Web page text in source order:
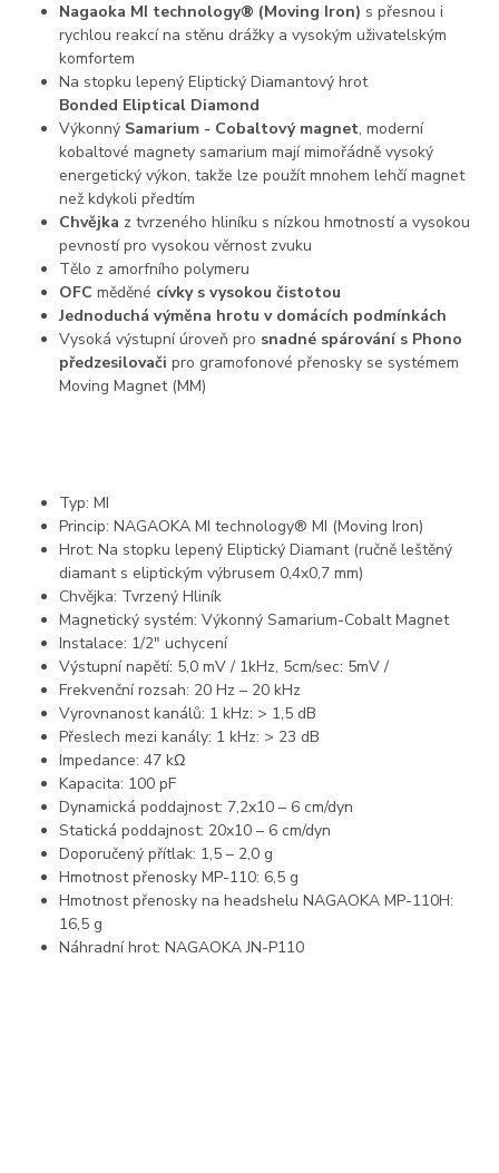
Nagaoka MI technology® (Moving Iron) s přesnou i
rychlou reakcí na stěnu drážky a vysokým uživatelským
komfortem
Na stopku lepený Eliptický Diamantový hrot
Bonded Eliptical Diamond
Výkonný Samarium - Cobaltový magnet, moderní
kobaltové magnety samarium mají mimořádně vysoký
energetický výkon, takže lze použít mnohem lehčí magnet
než kdykoli předtím
Chvějka z tvrzeného hliníku s nízkou hmotností a vysokou
pevností pro vysokou věrnost zvuku
Tělo z amorfního polymeru
OFC měděné cívky s vysokou čistotou
Jednoduchá výměna hrotu v domácích podmínkách
Vysoká výstupní úroveň pro snadné spárování s Phono
předzesilovači pro gramofonové přenosky se systémem
Moving Magnet (MM)
Typ: MI
Princip: NAGAOKA MI technology® MI (Moving Iron)
Hrot: Na stopku lepený Eliptický Diamant (ručně leštěný
diamant s eliptickým výbrusem 0,4x0,7 mm)
Chvějka: Tvrzený Hliník
Magnetický systém: Výkonný Samarium-Cobalt Magnet
Instalace: 1/2″ uchycení
Výstupní napětí: 5,0 mV / 1kHz, 5cm/sec: 5mV /
Frekvenční rozsah: 20 Hz – 20 kHz
Vyrovnanost kanálů: 1 kHz: > 1,5 dB
Přeslech mezi kanály: 1 kHz: > 23 dB
Impedance: 47 kΩ
Kapacita: 100 pF
Dynamická poddajnost: 7,2x10 – 6 cm/dyn
Statická poddajnost: 20x10 – 6 cm/dyn
Doporučený přítlak: 1,5 – 2,0 g
Hmotnost přenosky MP-110: 6,5 g
Hmotnost přenosky na headshelu NAGAOKA MP-110H:
16,5 g
Náhradní hrot: NAGAOKA JN-P110